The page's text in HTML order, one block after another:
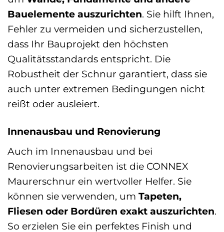
Bauelemente auszurichten. Sie hilft Ihnen,
Fehler zu vermeiden und sicherzustellen,
dass Ihr Bauprojekt den höchsten
Qualitätsstandards entspricht. Die
Robustheit der Schnur garantiert, dass sie
auch unter extremen Bedingungen nicht
reißt oder ausleiert.
Innenausbau und Renovierung
Auch im Innenausbau und bei
Renovierungsarbeiten ist die CONNEX
Maurerschnur ein wertvoller Helfer. Sie
können sie verwenden, um Tapeten,
Fliesen oder Bordüren exakt auszurichten.
So erzielen Sie ein perfektes Finish und